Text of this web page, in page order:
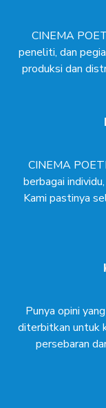
CINEMA
peneliti, dan
produksi dan
CINEMA
berbagai
Kami pastinya
Punya opini
diterbitkan untuk
persebaran